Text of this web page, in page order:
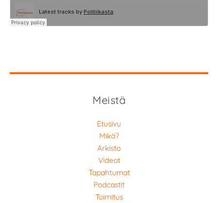
Meistä
Etusivu
Mikä?
Arkisto
Videot
Tapahtumat
Podcastit
Toimitus